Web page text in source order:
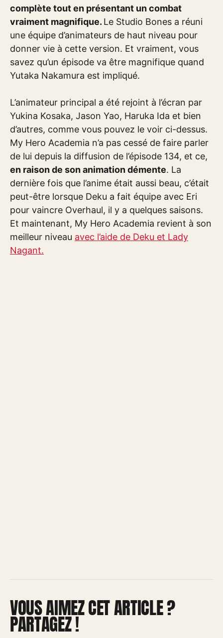
complète tout en présentant un combat
vraiment magnifique. Le Studio Bones a réuni
une équipe d’animateurs de haut niveau pour
donner vie à cette version. Et vraiment, vous
savez qu’un épisode va être magnifique quand
Yutaka Nakamura est impliqué.
L’animateur principal a été rejoint à l’écran par
Yukina Kosaka, Jason Yao, Haruka Ida et bien
d’autres, comme vous pouvez le voir ci-dessus.
My Hero Academia n’a pas cessé de faire parler
de lui depuis la diffusion de l’épisode 134, et ce,
en raison de son animation démente. La
dernière fois que l’anime était aussi beau, c’était
peut-être lorsque Deku a fait équipe avec Eri
pour vaincre Overhaul, il y a quelques saisons.
Et maintenant, My Hero Academia revient à son
meilleur niveau avec l’aide de Deku et Lady
Nagant.
VOUS AIMEZ CET ARTICLE ?
PARTAGEZ !